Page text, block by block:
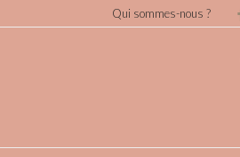
Qui sommes-nous ?